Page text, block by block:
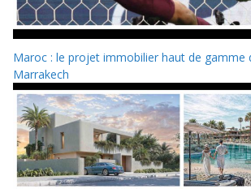
Maroc : le projet immobilier haut de gamme
Marrakech